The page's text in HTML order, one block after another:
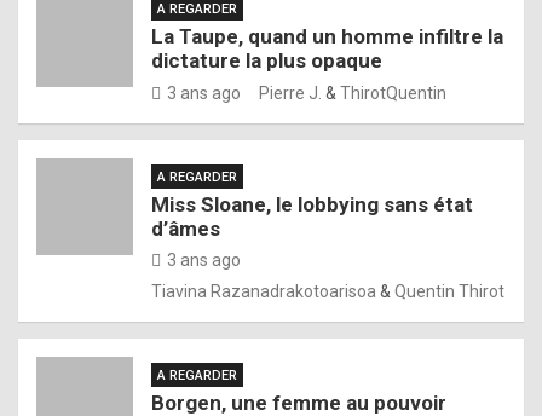
A REGARDER
La Taupe, quand un homme infiltre la
dictature la plus opaque
3 ans ago Pierre J. & ThirotQuentin
A REGARDER
Miss Sloane, le lobbying sans état
d’âmes
3 ans ago
Tiavina Razanadrakotoarisoa & Quentin Thirot
A REGARDER
Borgen, une femme au pouvoir